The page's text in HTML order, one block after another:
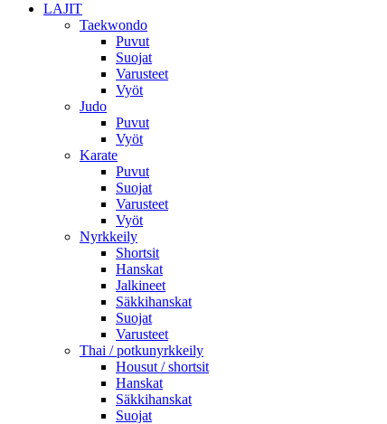
LAJIT
Taekwondo
Puvut
Suojat
Varusteet
Vyöt
Judo
Puvut
Vyöt
Karate
Puvut
Suojat
Varusteet
Vyöt
Nyrkkeily
Shortsit
Hanskat
Jalkineet
Säkkihanskat
Suojat
Varusteet
Thai / potkunyrkkeily
Housut / shortsit
Hanskat
Säkkihanskat
Suojat